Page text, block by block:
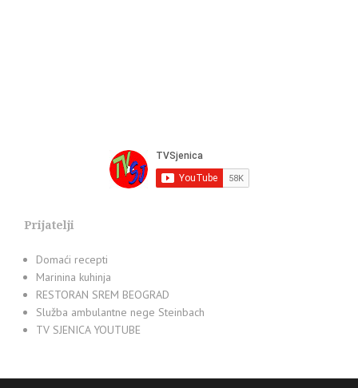
Prijatelji
Domaći recepti
Marinina kuhinja
RESTORAN SREM BEOGRAD
Služba ambulantne nege Steinbach
TV SJENICA YOUTUBE